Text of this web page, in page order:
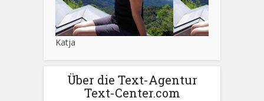
Katja
Über die Text-Agentur
Text-Center.com